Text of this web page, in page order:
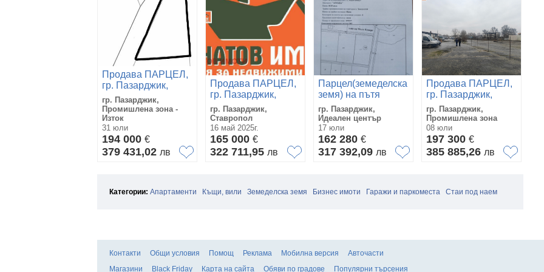
Продава ПАРЦЕЛ,
гр. Пазарджик,
Промишлена зона -
Изток
гр. Пазарджик,
Промишлена зона -
Изток
31 юли
194 000 €
379 431,02 лв
Продава ПАРЦЕЛ,
гр. Пазарджик,
Ставропол
гр. Пазарджик,
Ставропол
16 май 2025г.
165 000 €
322 711,95 лв
Парцел(земеделска
земя) на пътя
Пазарджик-
Пловдив
гр. Пазарджик,
Идеален център
17 юли
162 280 €
317 392,09 лв
Продава ПАРЦЕЛ,
гр. Пазарджик,
Промишлена зона
гр. Пазарджик,
Промишлена зона
08 юли
197 300 €
385 885,26 лв
Категории: Апартаменти Къщи, вили Земеделска земя Бизнес имоти Гаражи и паркоместа Стаи под наем
Контакти Общи условия Помощ Реклама Мобилна версия
Авточасти
Магазини
Black Friday Карта на сайта Обяви по градове Популярни търсения